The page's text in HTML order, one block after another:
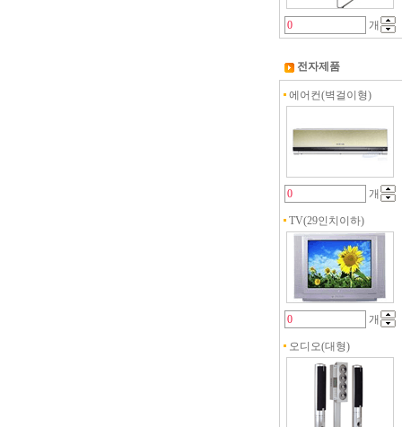
개
전자제품
에어컨(벽걸이형)
개
TV(29인치이하)
개
오디오(대형)